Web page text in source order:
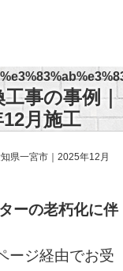
事の事例｜
月施工
県一宮市｜2025年12月
ーの老朽化に伴
ージ経由でお受